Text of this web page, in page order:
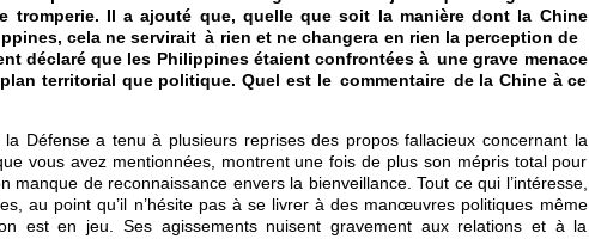
tromperie. Il a ajouté que, quelle que soit la manière dont la Chine
cela ne servirait à rien et ne changera en rien la perception de
déclaré que les Philippines étaient confrontées à une grave menace
territorial que politique. Quel est le commentaire de la Chine à ce
Défense a tenu à plusieurs reprises des propos fallacieux concernant la
vous avez mentionnées, montrent une fois de plus son mépris total pour
manque de reconnaissance envers la bienveillance. Tout ce qui l’intéresse,
au point qu’il n’hésite pas à se livrer à des manœuvres politiques même
est en jeu. Ses agissements nuisent gravement aux relations et à la